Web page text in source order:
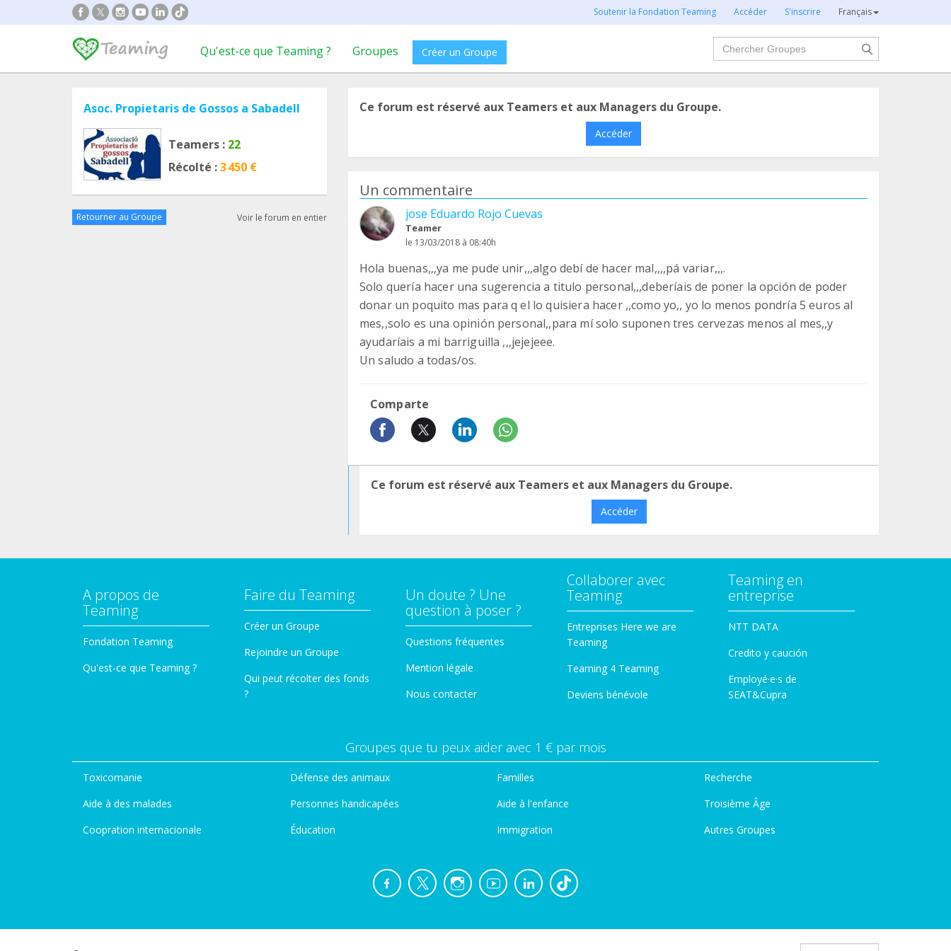
Soutenir la Fondation Teaming Accéder S'inscrire Français
Qu'est-ce que Teaming ? Groupes Créer un Groupe
Chercher
Asoc. Propietaris de Gossos a Sabadell
Teamers : 22
Récolté :3 450 €
Retourner au Groupe Voir le forum en entier
Ce forum est réservé aux Teamers et aux Managers du Groupe.
Accéder
Un commentaire
jose Eduardo Rojo Cuevas
Teamer
le 13/03/2018 à 08:40h
Hola buenas,,,ya me pude unir,,,algo debí de hacer mal,,,,pá variar,,,.
Solo quería hacer una sugerencia a titulo personal,,,deberíais de poner la opción de poder
donar un poquito mas para q el lo quisiera hacer ,,como yo,, yo lo menos pondría 5 euros al
mes,,solo es una opinión personal,,para mí solo suponen tres cervezas menos al mes,,y
ayudaríais a mi barriguilla ,,,jejejeee.
Un saludo a todas/os.
Comparte
Ce forum est réservé aux Teamers et aux Managers du Groupe.
Accéder
A propos de
Teaming
Fondation Teaming
Qu'est-ce que Teaming ?
Faire du Teaming
Créer un Groupe
Rejoindre un Groupe
Qui peut récolter des fonds
?
Un doute ? Une
question à poser ?
Questions fréquentes
Mention légale
Nous contacter
Collaborer avec
Teaming
Entreprises Here we are
Teaming
Teaming 4 Teaming
Deviens bénévole
Teaming en
entreprise
NTT DATA
Credito y caución
Employé·e·s de
SEAT&Cupra
Groupes que tu peux aider avec 1 € par mois
Toxicomanie
Aide à des malades
Coopration internacionale
Défense des animaux
Personnes handicapées
Éducation
Familles
Aide à l'enfance
Immigration
Recherche
Troisième Âge
Autres Groupes